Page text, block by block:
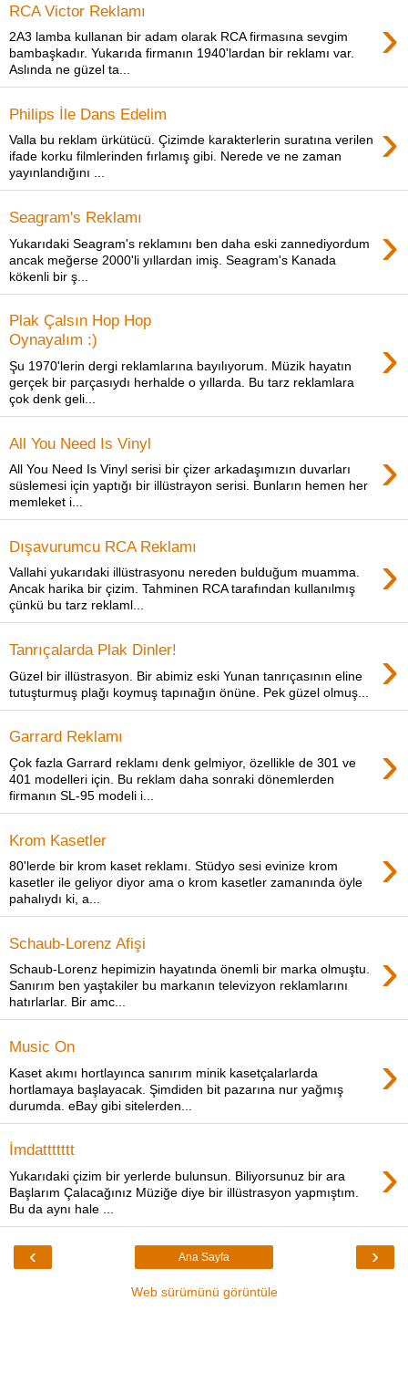
RCA Victor Reklamı ›
2A3 lamba kullanan bir adam olarak RCA firmasına sevgim
bambaşkadır. Yukarıda firmanın 1940'lardan bir reklamı var.
Aslında ne güzel ta...
Philips İle Dans Edelim ›
Valla bu reklam ürkütücü. Çizimde karakterlerin suratına verilen
ifade korku filmlerinden fırlamış gibi. Nerede ve ne zaman
yayınlandığını ...
Seagram's Reklamı ›
Yukarıdaki Seagram's reklamını ben daha eski zannediyordum
ancak meğerse 2000'li yıllardan imiş. Seagram's Kanada
kökenli bir ş...
Plak Çalsın Hop Hop
Oynayalım :)
›
Şu 1970'lerin dergi reklamlarına bayılıyorum. Müzik hayatın
gerçek bir parçasıydı herhalde o yıllarda. Bu tarz reklamlara
çok denk geli...
All You Need Is Vinyl ›
All You Need Is Vinyl serisi bir çizer arkadaşımızın duvarları
süslemesi için yaptığı bir illüstrayon serisi. Bunların hemen her
memleket i...
Dışavurumcu RCA Reklamı ›
Vallahi yukarıdaki illüstrasyonu nereden bulduğum muamma.
Ancak harika bir çizim. Tahminen RCA tarafından kullanılmış
çünkü bu tarz reklaml...
Tanrıçalarda Plak Dinler! ›
Güzel bir illüstrasyon. Bir abimiz eski Yunan tanrıçasının eline
tutuşturmuş plağı koymuş tapınağın önüne. Pek güzel olmuş...
Garrard Reklamı ›
Çok fazla Garrard reklamı denk gelmiyor, özellikle de 301 ve
401 modelleri için. Bu reklam daha sonraki dönemlerden
firmanın SL-95 modeli i...
Krom Kasetler ›
80'lerde bir krom kaset reklamı. Stüdyo sesi evinize krom
kasetler ile geliyor diyor ama o krom kasetler zamanında öyle
pahalıydı ki, a...
Schaub-Lorenz Afişi ›
Schaub-Lorenz hepimizin hayatında önemli bir marka olmuştu.
Sanırım ben yaştakiler bu markanın televizyon reklamlarını
hatırlarlar. Bir amc...
Music On ›
Kaset akımı hortlayınca sanırım minik kasetçalarlarda
hortlamaya başlayacak. Şimdiden bit pazarına nur yağmış
durumda. eBay gibi sitelerden...
İmdattttttt ›
Yukarıdaki çizim bir yerlerde bulunsun. Biliyorsunuz bir ara
Başlarım Çalacağınız Müziğe diye bir illüstrasyon yapmıştım.
Bu da aynı hale ...
‹ ›
Ana Sayfa
Web sürümünü görüntüle